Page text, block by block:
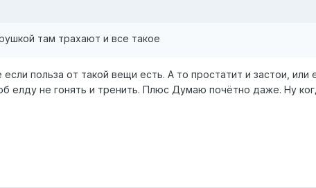
там трахают и все такое
польза от такой вещи есть. А то простатит и застои, или
елду не гонять и тренить. Плюс Думаю почётно даже. Ну